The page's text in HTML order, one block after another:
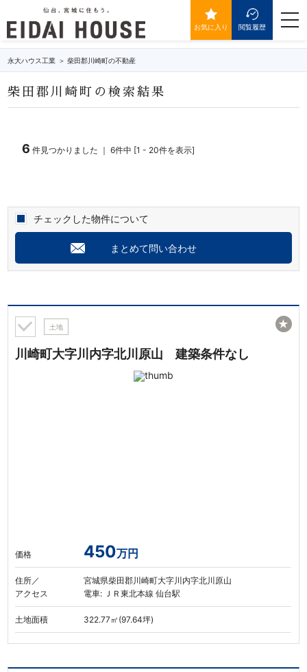
お気に入り 閲覧履歴
永大ハウス工業 柴田郡川崎町の不動産
柴田郡川崎町の検索結果
6 件見つかりました ｜ 6件中 [1 - 20件を表示]
チェックした物件について
まとめて問い合わせ
土地
川崎町大字川内字北川原山 建築条件なし
価格 450万円
住所／
アクセス
宮城県柴田郡川崎町大字川内字北川原山
電車: ＪＲ東北本線 仙台駅
土地面積 322.77㎡(97.64坪)
★